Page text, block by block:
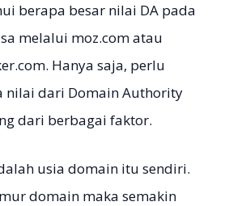
berapa besar nilai DA pada
melalui moz.com atau
Hanya saja, perlu
nilai dari Domain Authority
dari berbagai faktor.
usia domain itu sendiri.
domain maka semakin